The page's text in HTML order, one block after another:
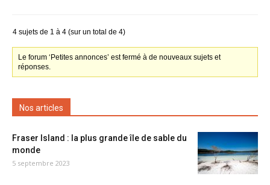
4 sujets de 1 à 4 (sur un total de 4)
Le forum ‘Petites annonces’ est fermé à de nouveaux sujets et
réponses.
Nos articles
Fraser Island : la plus grande île de sable du
monde
5 septembre 2023